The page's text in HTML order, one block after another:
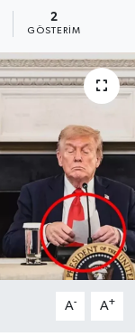
2
GÖSTERIM
A- A+